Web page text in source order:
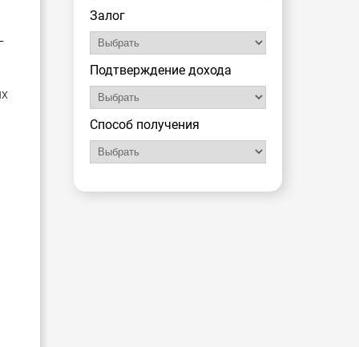
Залог
Подтверждение дохода
Способ получения